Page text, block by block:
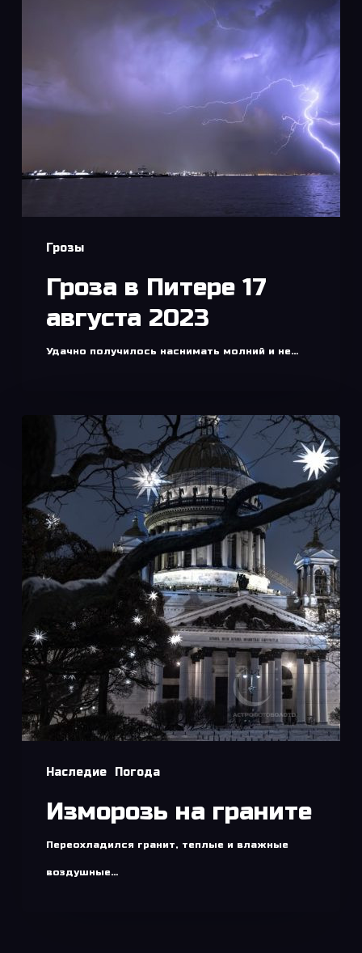
Грозы
Гроза в Питере 17
августа 2023
Удачно получилось наснимать молний и не…
Наследие Погода
Изморозь на граните
Переохладился гранит, теплые и влажные
воздушные…